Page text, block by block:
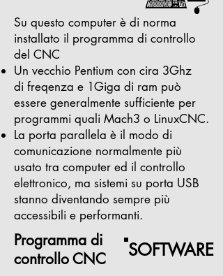
Su questo computer è di norma
installato il programma di controllo
del CNC
Un vecchio Pentium con cira 3Ghz
di freqenza e 1Giga di ram può
essere generalmente sufficiente per
programmi quali Mach3 o LinuxCNC.
La porta parallela è il modo di
comunicazione normalmente più
usato tra computer ed il controllo
elettronico, ma sistemi su porta USB
stanno diventando sempre più
accessibili e performanti.
Programma di
controllo CNC
SOFTWARE